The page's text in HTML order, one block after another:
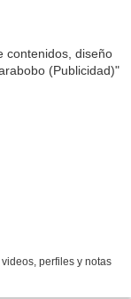
perfiles y notas